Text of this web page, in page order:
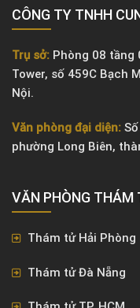
CÔNG TY TNHH
Trụ sở: Phòng 08 tầng
Tower, số 459C Bạch
Nội.
Văn phòng đại diện:
phường Long Biên,
VĂN PHÒNG ​THÁM
Thám tử Hải Phòng
Thám tử Đà Nẵng